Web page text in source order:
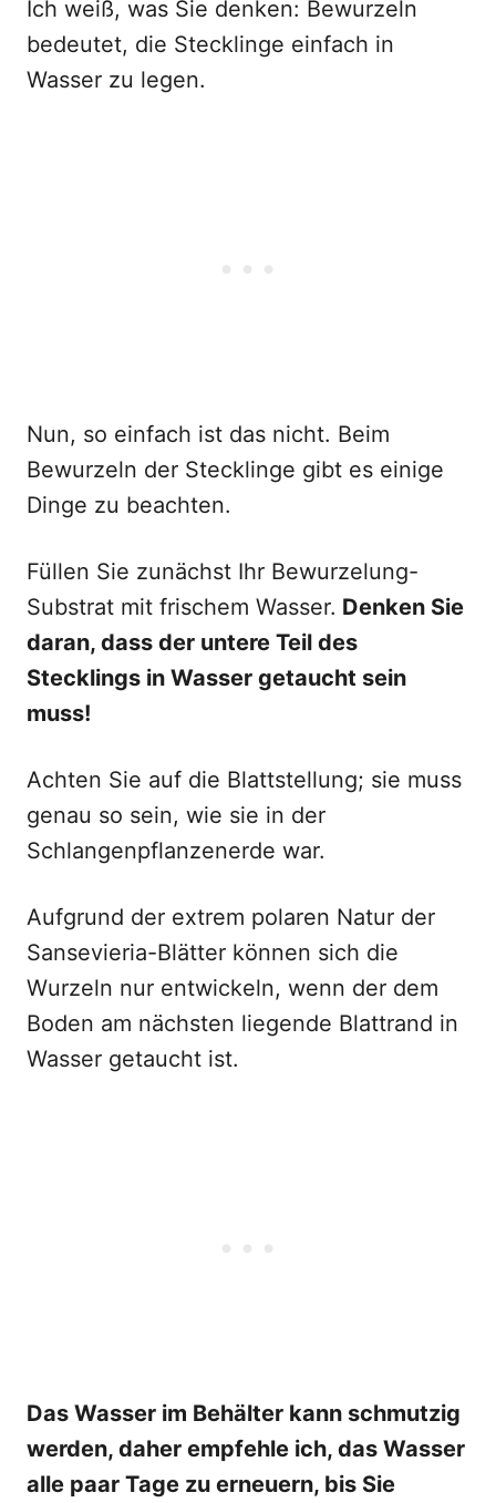
Ich weiß, was Sie denken: Bewurzeln
bedeutet, die Stecklinge einfach in
Wasser zu legen.
Nun, so einfach ist das nicht. Beim
Bewurzeln der Stecklinge gibt es einige
Dinge zu beachten.
Füllen Sie zunächst Ihr Bewurzelung-
Substrat mit frischem Wasser. Denken Sie
daran, dass der untere Teil des
Stecklings in Wasser getaucht sein
muss!
Achten Sie auf die Blattstellung; sie muss
genau so sein, wie sie in der
Schlangenpflanzenerde war.
Aufgrund der extrem polaren Natur der
Sansevieria-Blätter können sich die
Wurzeln nur entwickeln, wenn der dem
Boden am nächsten liegende Blattrand in
Wasser getaucht ist.
Das Wasser im Behälter kann schmutzig
werden, daher empfehle ich, das Wasser
alle paar Tage zu erneuern, bis Sie